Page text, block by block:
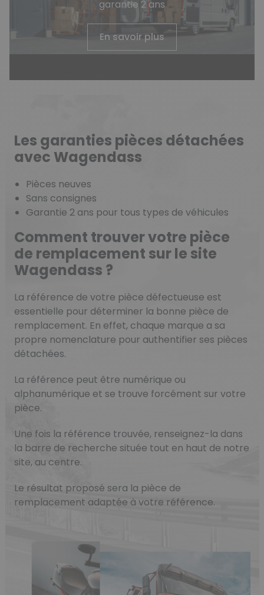
garantie 2 ans
En savoir plus
Les garanties pièces détachées
avec Wagendass
Pièces neuves
Sans consignes
Garantie 2 ans pour tous types de véhicules
Comment trouver votre pièce
de remplacement sur le site
Wagendass ?
La référence de votre pièce défectueuse est
essentielle pour déterminer la bonne pièce de
remplacement. En effet, chaque marque a sa
propre nomenclature pour authentifier ses pièces
détachées.
La référence peut être numérique ou
alphanumérique et se trouve forcément sur votre
pièce.
Une fois la référence trouvée, renseignez-la dans
la barre de recherche située tout en haut de notre
site, au centre.
Le résultat proposé sera la pièce de
remplacement adaptée à votre référence.